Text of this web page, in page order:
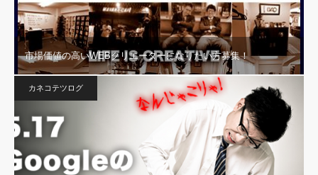
市場価値の高いWEBクリエーターになりたい方募集！
カネコテツログ